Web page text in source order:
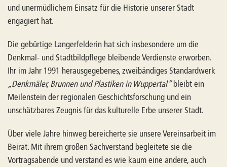
und unermüdlichem Einsatz für die Historie unserer Stadt
engagiert hat.
Die gebürtige Langerfelderin hat sich insbesondere um die
Denkmal- und Stadtbildpflege bleibende Verdienste erworben.
Ihr im Jahr 1991 herausgegebenes, zweibändiges Standardwerk
„Denkmäler, Brunnen und Plastiken in Wuppertal“bleibt ein
Meilenstein der regionalen Geschichtsforschung und ein
unschätzbares Zeugnis für das kulturelle Erbe unserer Stadt.
Über viele Jahre hinweg bereicherte sie unsere Vereinsarbeit im
Beirat. Mit ihrem großen Sachverstand begleitete sie die
Vortragsabende und verstand es wie kaum eine andere, auch